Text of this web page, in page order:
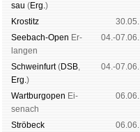
sau (Erg.)
Kros­titz
30.05.
See­bach-Open Er­
lan­gen
04.-07.06.
Schwein­furt(DSB,
Erg.)
04.-07.06.
Wart­burg­open Ei­
se­nach
06.06.
Strö­beck
06.06.